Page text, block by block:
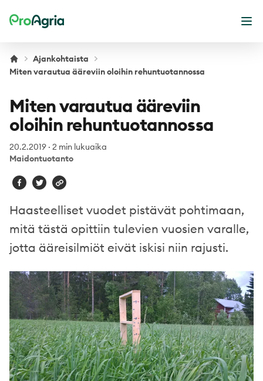
ProAgria
Ajankohtaista
Miten varautua ääreviin oloihin rehuntuotannossa
Miten varautua ääreviin
oloihin rehuntuotannossa
20.2.2019 · 2 min lukuaika
Maidontuotanto
Haasteelliset vuodet pistävät pohtimaan,
mitä tästä opittiin tulevien vuosien varalle,
jotta ääreisilmiöt eivät iskisi niin rajusti.